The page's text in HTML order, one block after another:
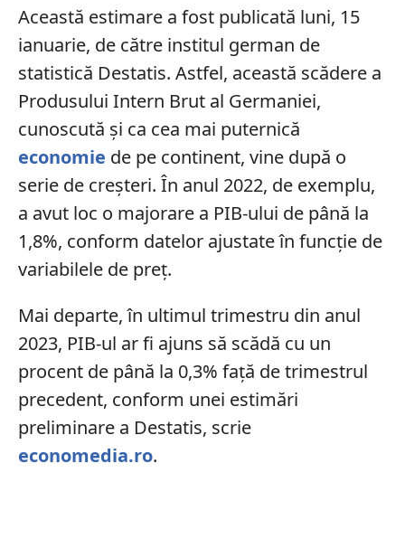
Această estimare a fost publicată luni, 15
ianuarie, de către institul german de
statistică Destatis. Astfel, această scădere a
Produsului Intern Brut al Germaniei,
cunoscută și ca cea mai puternică
economie de pe continent, vine după o
serie de creșteri. În anul 2022, de exemplu,
a avut loc o majorare a PIB-ului de până la
1,8%, conform datelor ajustate în funcție de
variabilele de preț.
Mai departe, în ultimul trimestru din anul
2023, PIB-ul ar fi ajuns să scădă cu un
procent de până la 0,3% față de trimestrul
precedent, conform unei estimări
preliminare a Destatis, scrie
economedia.ro.